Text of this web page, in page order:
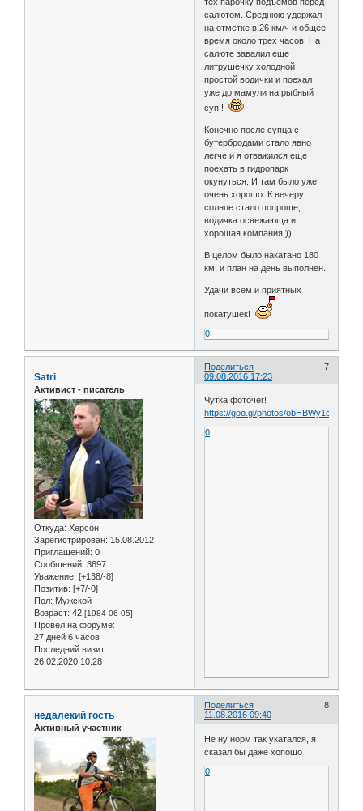
салютом. Среднюю удержал
на отметке в 26 км/ч и общее
время около трех часов. На
салюте завалил еще
литрушечку холодной
простой водички и поехал
уже до мамули на рыбный
суп!!
Конечно после супца с
бутербродами стало явно
легче и я отважился еще
поехать в гидропарк
окунуться. И там было уже
очень хорошо. К вечеру
солнце стало попроще,
водичка освежающа и
хорошая компания ))
В целом было накатано 180
км. и план на день выполнен.
Удачи всем и приятных
покатушек!
0
Поделиться
7
09.08.2016 17:23
Satri
Активист - писатель
Откуда: Херсон
Зарегистрирован: 15.08.2012
Приглашений: 0
Сообщений: 3697
Уважение: [+138/-8]
Позитив: [+7/-0]
Пол: Мужской
Возраст: 42 [1984-06-05]
Провел на форуме:
27 дней 6 часов
Последний визит:
26.02.2020 10:28
Чутка фоточег!
https://goo.gl/photos/
0
Поделиться
8
11.08.2016 09:40
недалекий гость
Активный участник
Не ну норм так укатался, я
сказал бы даже хопошо
0